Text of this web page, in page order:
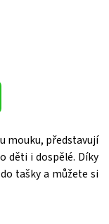
mouku, představují
děti i dospělé. Díky
tašky a můžete si